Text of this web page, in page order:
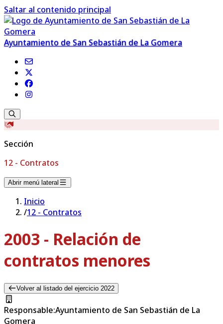
Saltar al contenido principal
Ayuntamiento de San Sebastián de La Gomera
Sección
12 - Contratos
Abrir menú lateral
Inicio
/12 - Contratos
2003 - Relación de
contratos menores
Volver al listado del ejercicio 2022
Responsable:Ayuntamiento de San Sebastián de La
Gomera